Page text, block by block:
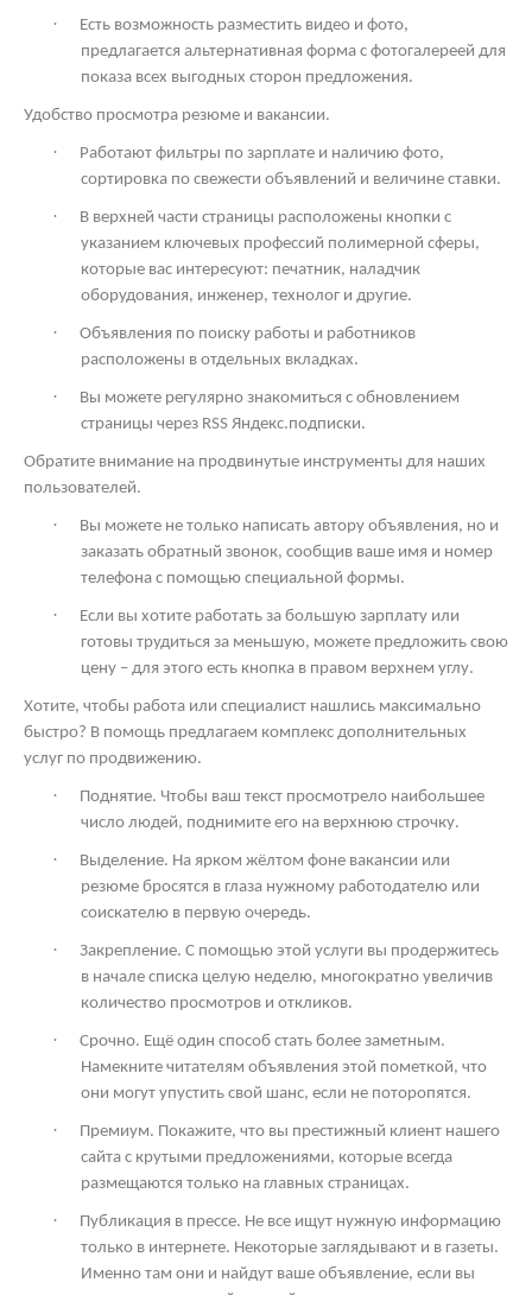
·
Есть возможность разместить видео и фото,
предлагается альтернативная форма с фотогалереей для
показа всех выгодных сторон предложения.
Удобство просмотра резюме и вакансии.
·
Работают фильтры по зарплате и наличию фото,
сортировка по свежести объявлений и величине ставки.
·
В верхней части страницы расположены кнопки с
указанием ключевых профессий полимерной сферы,
которые вас интересуют: печатник, наладчик
оборудования, инженер, технолог и другие.
·
Объявления по поиску работы и работников
расположены в отдельных вкладках.
·
Вы можете регулярно знакомиться с обновлением
страницы через RSS Яндекс.подписки.
Обратите внимание на продвинутые инструменты для наших
пользователей.
·
Вы можете не только написать автору объявления, но и
заказать обратный звонок, сообщив ваше имя и номер
телефона с помощью специальной формы.
·
Если вы хотите работать за большую зарплату или
готовы трудиться за меньшую, можете предложить свою
цену – для этого есть кнопка в правом верхнем углу.
Хотите, чтобы работа или специалист нашлись максимально
быстро? В помощь предлагаем комплекс дополнительных
услуг по продвижению.
·
Поднятие. Чтобы ваш текст просмотрело наибольшее
число людей, поднимите его на верхнюю строчку.
·
Выделение. На ярком жёлтом фоне вакансии или
резюме бросятся в глаза нужному работодателю или
соискателю в первую очередь.
·
Закрепление. С помощью этой услуги вы продержитесь
в начале списка целую неделю, многократно увеличив
количество просмотров и откликов.
·
Срочно. Ещё один способ стать более заметным.
Намекните читателям объявления этой пометкой, что
они могут упустить свой шанс, если не поторопятся.
·
Премиум. Покажите, что вы престижный клиент нашего
сайта с крутыми предложениями, которые всегда
размещаются только на главных страницах.
·
Публикация в прессе. Не все ищут нужную информацию
только в интернете. Некоторые заглядывают и в газеты.
Именно там они и найдут ваше объявление, если вы